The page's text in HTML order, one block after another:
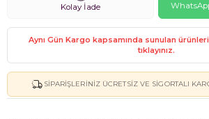
Kolay İade
Aynı Gün Kargo kapsamında sunulan
tıklayınız.
SIPARIŞLERINIZ ÜCRETSIZ VE SIGORTALI